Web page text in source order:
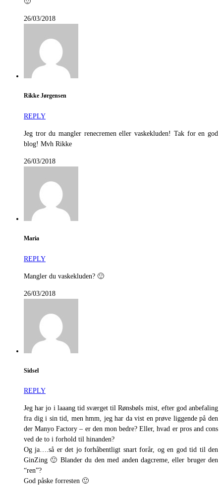
26/03/2018
Rikke Jørgensen
REPLY
Jeg tror du mangler renecremen eller vaskekluden! Tak for en god
blog! Mvh Rikke
26/03/2018
Maria
REPLY
Mangler du vaskekluden? 🙂
26/03/2018
Sidsel
REPLY
Jeg har jo i laaang tid sværget til Rønsbøls mist, efter god anbefaling
fra dig i sin tid, men hmm, jeg har da vist en prøve liggende på den
der Manyo Factory – er den mon bedre? Eller, hvad er pros and cons
ved de to i forhold til hinanden?
Og ja….så er det jo forhåbentligt snart forår, og en god tid til den
GinZing 🙂 Blander du den med anden dagcreme, eller bruger den
“ren”?
God påske forresten 🙂